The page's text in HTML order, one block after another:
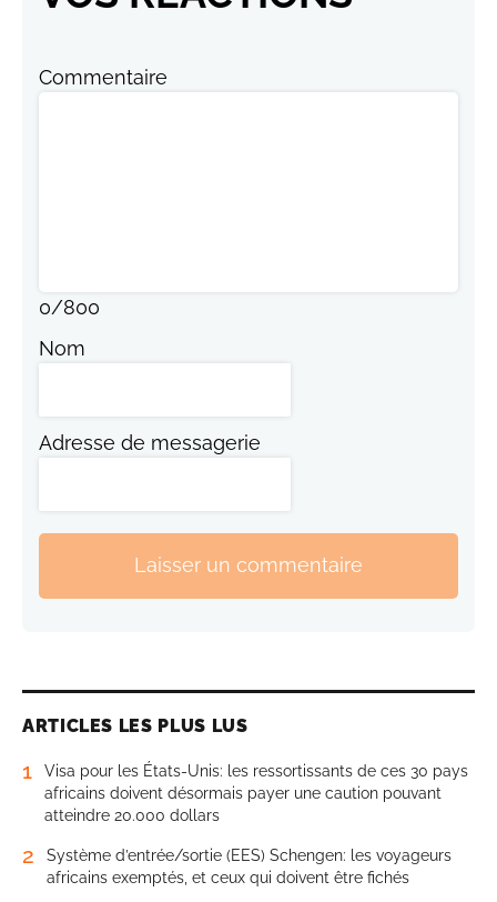
Commentaire
0/800
Nom
Adresse de messagerie
Laisser un commentaire
ARTICLES LES PLUS LUS
1
Visa pour les États-Unis: les ressortissants de ces 30 pays
africains doivent désormais payer une caution pouvant
atteindre 20.000 dollars
2
Système d’entrée/sortie (EES) Schengen: les voyageurs
africains exemptés, et ceux qui doivent être fichés